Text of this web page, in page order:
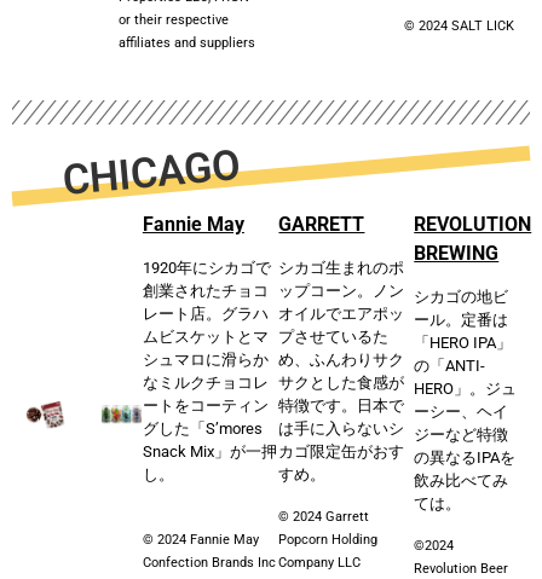
or their respective
affiliates and suppliers
©️ 2024 SALT LICK
CHICAGO
Fannie May
1920年にシカゴで
創業されたチョコ
レート店。グラハ
ムビスケットとマ
シュマロに滑らか
なミルクチョコレ
ートをコーティン
グした「S’mores
Snack Mix」が⼀押
し。
© 2024 Fannie May
Confection Brands Inc
GARRETT
シカゴ⽣まれのポ
ップコーン。ノン
オイルでエアポッ
プさせているた
め、ふんわりサク
サクとした⻝感が
特徴です。⽇本で
は⼿に⼊らないシ
カゴ限定⽸がおす
すめ。
© 2024 Garrett
Popcorn Holding
Company LLC
REVOLUTION
BREWING
シカゴの地ビ
ール。定番は
「HERO IPA」
の「ANTI-
HERO」。ジュ
ーシー、ヘイ
ジーなど特徴
の異なるIPAを
飲み⽐べてみ
ては。
©2024
Revolution Beer